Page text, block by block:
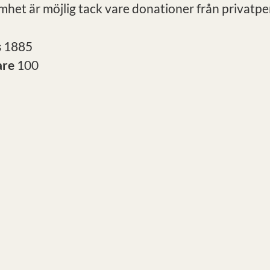
är möjlig tack vare donationer från
1885
100